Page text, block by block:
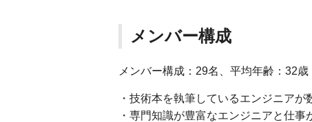
メンバー構成
メンバー構成：29名、平均年齢：32歳
・技術本を執筆しているエンジニアが
・専門知識が豊富なエンジニアと仕事